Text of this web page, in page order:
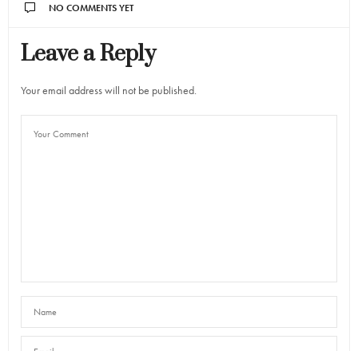
NO COMMENTS YET
Leave a Reply
Your email address will not be published.